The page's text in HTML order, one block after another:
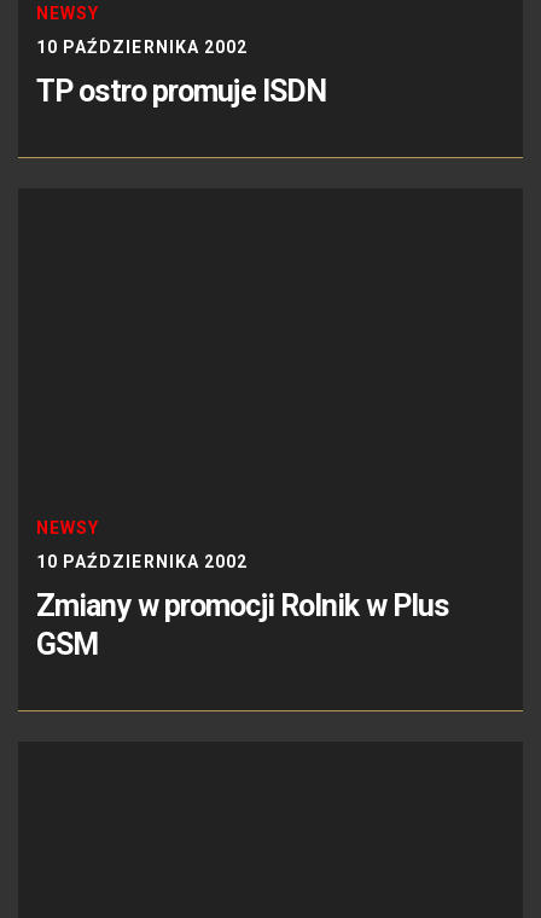
NEWSY
10 PAŹDZIERNIKA 2002
TP ostro promuje ISDN
NEWSY
10 PAŹDZIERNIKA 2002
Zmiany w promocji Rolnik w Plus
GSM